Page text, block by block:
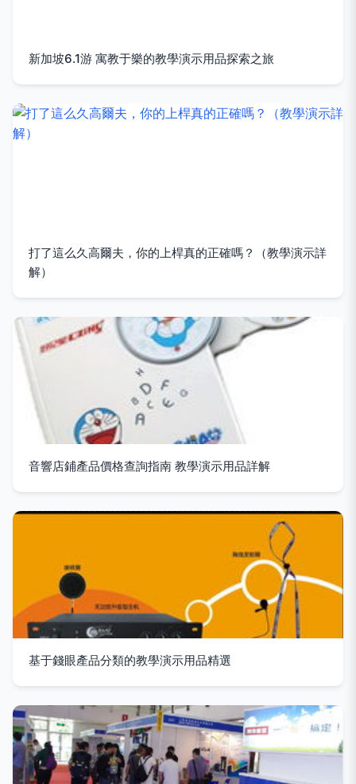
新加坡6.1游 寓教于樂的教學演示用品探索之旅
打了這么久高爾夫，你的上桿真的正確嗎？（教學演示詳
解）
音響店鋪產品價格查詢指南 教學演示用品詳解
基于錢眼產品分類的教學演示用品精選